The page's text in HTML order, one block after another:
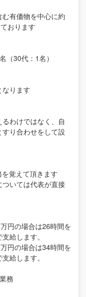
む有価物を中心に約
おります
（30代：1名）
ります
るわけではなく、自
り合わせをして設
覚えて頂きます
ついては代表が直接
円の場合は26時間を
給します。
円の場合は34時間を
給します。
務